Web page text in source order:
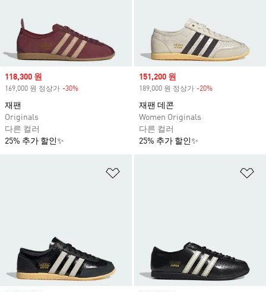
Sale price
118,300 원
169,000 원 정상가 -30%
재팬
Originals
다른 컬러
25% 추가 할인✨
Sale price
151,200 원
189,000 원 정상가 -20%
재팬 데콘
Women Originals
다른 컬러
25% 추가 할인✨